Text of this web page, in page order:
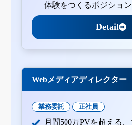
体験をつくるポジション
Detail
Webメディアディレクター
業務委託 正社員
月間500万PVを超える